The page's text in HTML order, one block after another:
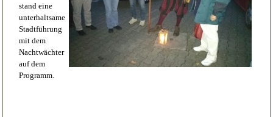
stand eine
unterhaltsame
Stadtführung
mit dem
Nachtwächter
auf dem
Programm.